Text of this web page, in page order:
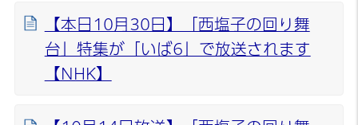
【本日10月30日】「西塩子の回り舞
台」特集が「いば6」で放送されます
【NHK】